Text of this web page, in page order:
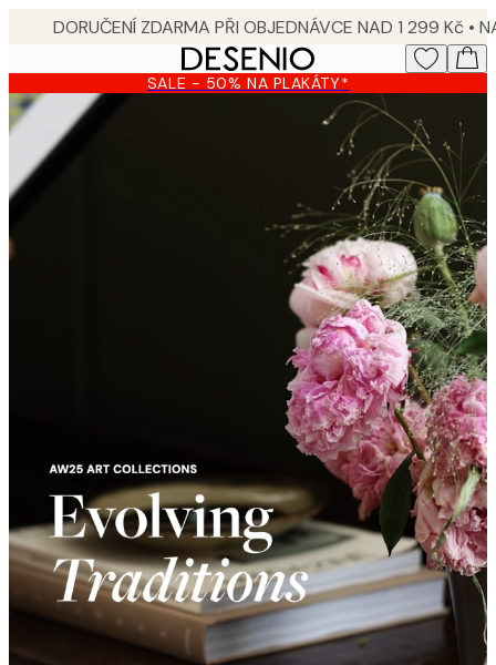
content.
SALE - 50% NA PLAKÁTY*